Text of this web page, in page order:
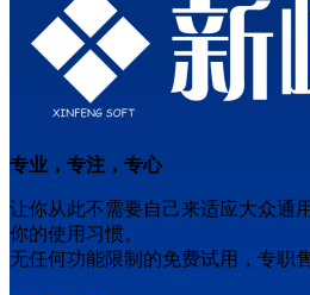
专业，专注，专心
让你从此不需要自己来适应大众通
你的使用习惯。
无任何功能限制的免费试用，专职